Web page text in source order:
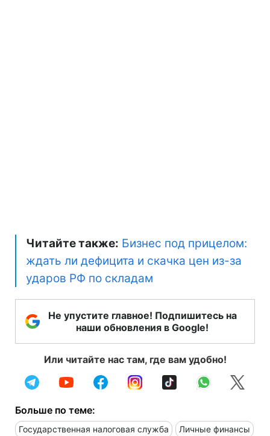
Читайте также: Бизнес под прицелом:
ждать ли дефицита и скачка цен из-за
ударов РФ по складам
Не упустите главное! Подпишитесь на
наши обновления в Google!
Или читайте нас там, где вам удобно!
Больше по теме:
Государственная налоговая служба Личные финансы